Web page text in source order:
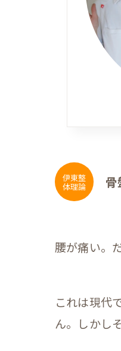
伊東整
体理論
腰が痛い。
これは現代
ん。しかし